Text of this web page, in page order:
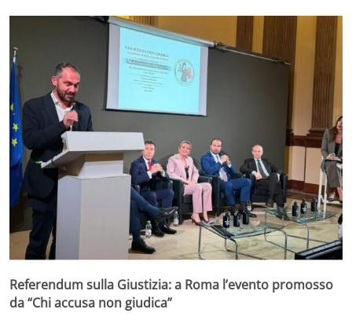
Referendum sulla Giustizia: a Roma l’evento promosso
da “Chi accusa non giudica”